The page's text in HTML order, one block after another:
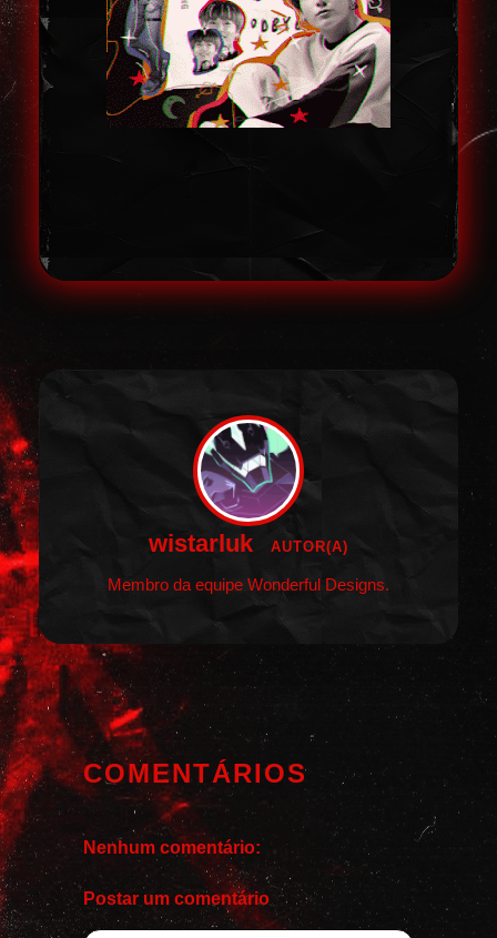
wistarluk AUTOR(A)
Membro da equipe Wonderful Designs.
COMENTÁRIOS
Nenhum comentário:
Postar um comentário